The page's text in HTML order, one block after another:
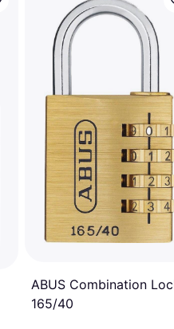
ABUS Combination
165/40